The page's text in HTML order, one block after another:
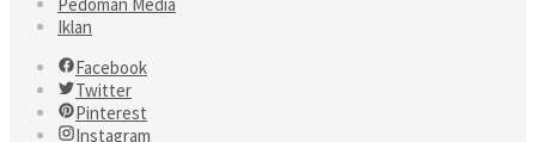
Pedoman Media
Iklan
Facebook
Twitter
Pinterest
Instagram